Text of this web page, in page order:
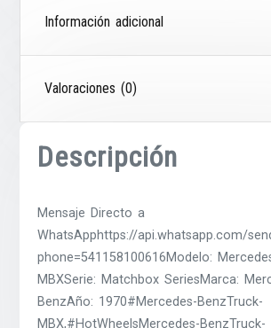
Información adicional
Valoraciones (0)
Descripción
Mensaje Directo a
WhatsApphttps://api.whatsapp.com/
phone=541158100616Modelo:
MBXSerie: Matchbox SeriesMarca:
BenzAño: 1970#Mercedes-BenzTruck-
MBX,#HotWheelsMercedes-BenzTruck-